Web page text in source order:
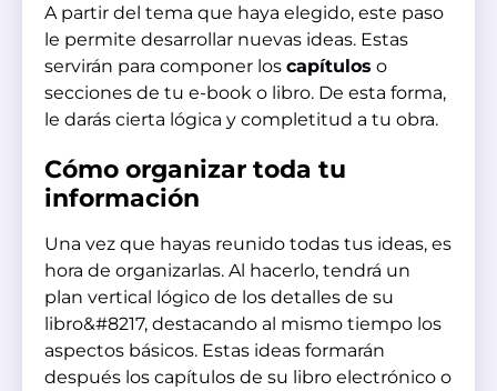
A partir del tema que haya elegido, este paso
le permite desarrollar nuevas ideas. Estas
servirán para componer los capítulos o
secciones de tu e-book o libro. De esta forma,
le darás cierta lógica y completitud a tu obra.
Cómo organizar toda tu
información
Una vez que hayas reunido todas tus ideas, es
hora de organizarlas. Al hacerlo, tendrá un
plan vertical lógico de los detalles de su
libro&#8217, destacando al mismo tiempo los
aspectos básicos. Estas ideas formarán
después los capítulos de su libro electrónico o